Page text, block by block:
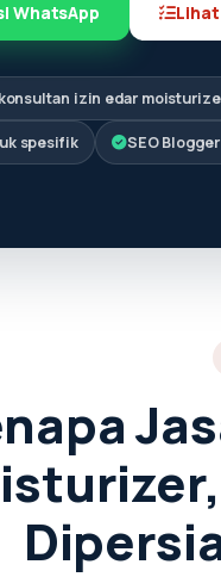
WhatsApp
izin edar
spesifik SEO